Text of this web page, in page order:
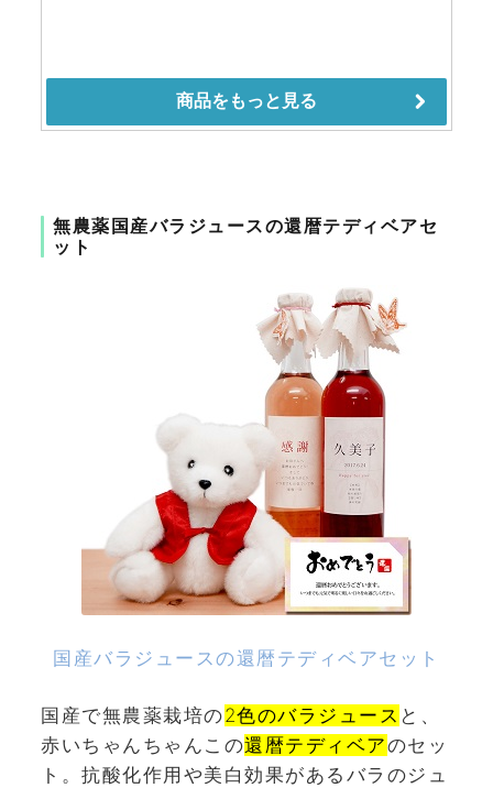
無農薬国産バラジュースの還暦テディベアセ
ット
国産バラジュースの還暦テディベアセット
国産で無農薬栽培の2色のバラジュース と、
赤いちゃんちゃんこの還暦テディベアのセッ
ト。抗酸化作用や美白効果があるバラのジュ